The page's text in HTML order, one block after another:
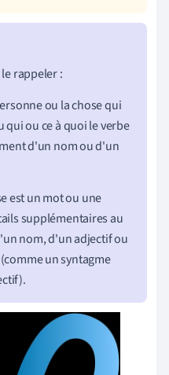
rappeler :
ou la chose qui
ou ce à quoi le verbe
d'un nom ou d'un
est un mot ou une
supplémentaires au
nom, d'un adjectif ou
un syntagme